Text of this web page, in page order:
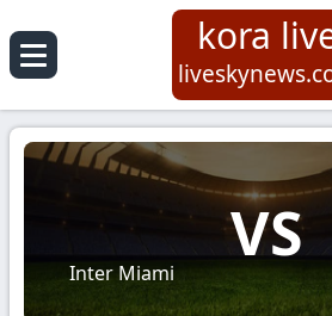
kora
Inter Miami
VS